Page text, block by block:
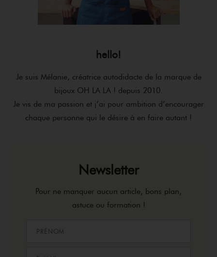
hello!
Je suis Mélanie, créatrice autodidacte de la marque de
bijoux OH LA LA ! depuis 2010.
Je vis de ma passion et j’ai pour ambition d’encourager
chaque personne qui le désire à en faire autant !
Newsletter
Pour ne manquer aucun article, bons plan,
astuce ou formation !